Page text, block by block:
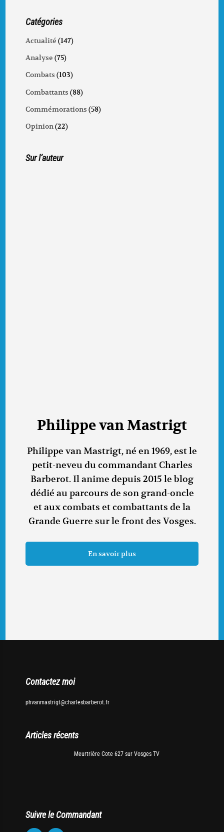
Catégories
Actualité (147)
Analyse (75)
Combats (103)
Combattants (88)
Commémorations (58)
Opinion(22)
Sur l’auteur
Philippe van Mastrigt
Philippe van Mastrigt, né en 1969, est le
petit-neveu du commandant Charles
Barberot. Il anime depuis 2015 le blog
dédié au parcours de son grand-oncle
et aux combats et combattants de la
Grande Guerre sur le front des Vosges.
En savoir plus
Contactez moi
phvanmastrigt@charlesbarberot.fr
Articles récents
Meurtrière Cote 627 sur Vosges TV
Suivre le Commandant